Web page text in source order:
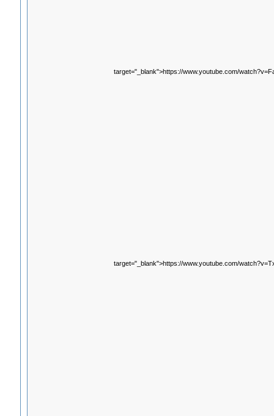
target="_blank">https://www.youtube.com/
target="_blank">https://www.youtube.com/